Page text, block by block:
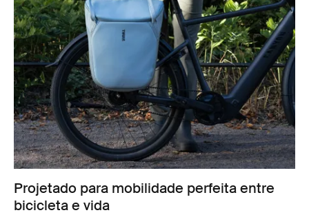
Projetado para mobilidade perfeita entre
bicicleta e vida